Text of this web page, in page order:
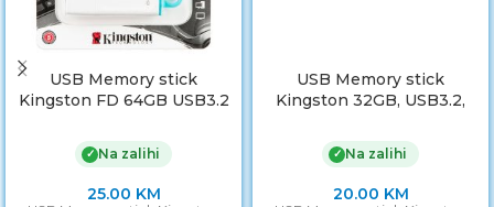
USB Memory stick
Kingston FD 64GB USB3.2
✓ Na zalihi
25.00 KM
USB Memory stick
Kingston 32GB, USB3.2,
Exodia
✓ Na zalihi
20.00 KM